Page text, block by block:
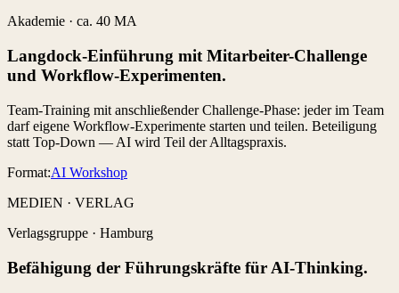
Akademie · ca. 40 MA
Langdock-Einführung mit Mitarbeiter-Challenge
und Workflow-Experimenten.
Team-Training mit anschließender Challenge-Phase: jeder im Team
darf eigene Workflow-Experimente starten und teilen. Beteiligung
statt Top-Down — AI wird Teil der Alltagspraxis.
Format:AI Workshop
MEDIEN · VERLAG
Verlagsgruppe · Hamburg
Befähigung der Führungskräfte für AI-Thinking.